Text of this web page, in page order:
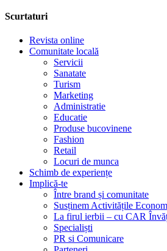
Scurtaturi
Revista online
Comunitate locală
Servicii
Sanatate
Turism
Marketing
Administratie
Educatie
Produse bucovinene
Fashion
Retail
Locuri de munca
Schimb de experiențe
Implică-te
Între brand și comunitate
Susținem Activitățile
La firul ierbii – cu CAR
Specialiști
PR si Comunicare